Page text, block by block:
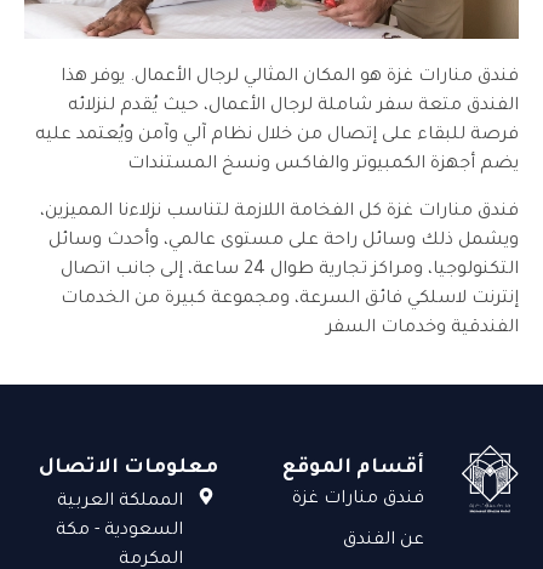
فندق منارات غزة هو المكان المثالي لرجال الأعمال. يوفر هذا
الفندق متعة سفر شاملة لرجال الأعمال، حيث يُقدم لنزلائه
فرصة للبقاء على إتصال من خلال نظام آلي وآمن ويُعتمد عليه
يضم أجهزة الكمبيوتر والفاكس ونسخ المستندات
فندق منارات غزة كل الفخامة اللازمة لتناسب نزلاءنا المميزين،
ويشمل ذلك وسائل راحة على مستوى عالمي، وأحدث وسائل
التكنولوجيا، ومراكز تجارية طوال 24 ساعة، إلى جانب اتصال
إنترنت لاسلكي فائق السرعة، ومجموعة كبيرة من الخدمات
الفندقية وخدمات السفر
أقسام الموقع
فندق منارات غزة
عن الفندق
معلومات الاتصال
المملكة العربية
السعودية - مكة
المكرمة